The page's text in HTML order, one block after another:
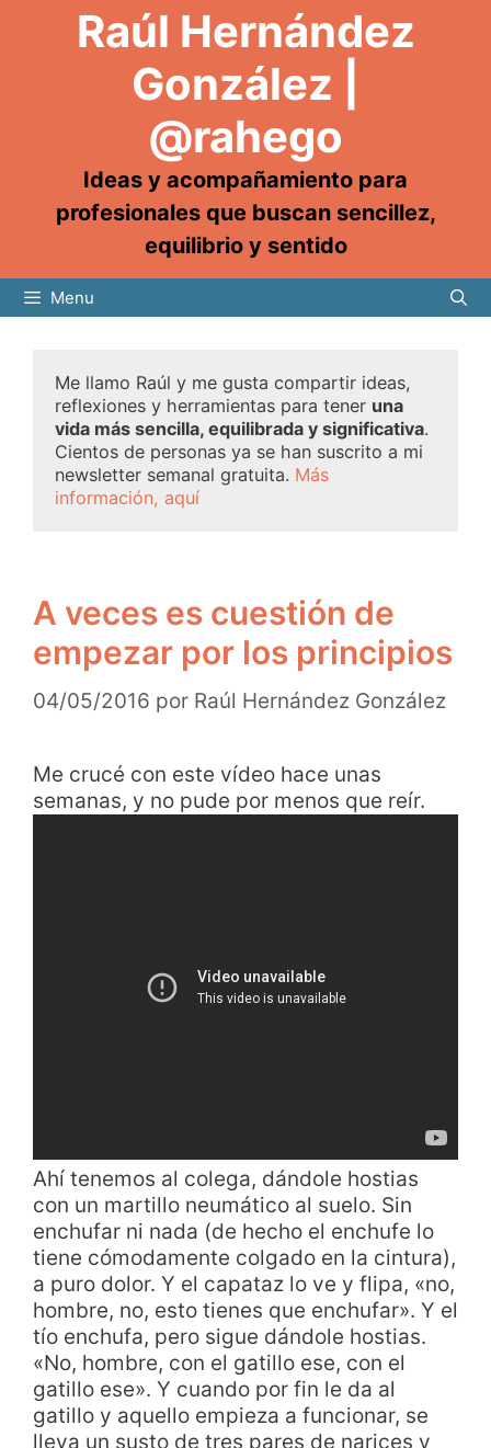
Raúl Hernández
González |
@rahego
Ideas y acompañamiento para
profesionales que buscan sencillez,
equilibrio y sentido
Menu
Me llamo Raúl y me gusta compartir ideas,
reflexiones y herramientas para tener una
vida más sencilla, equilibrada y significativa.
Cientos de personas ya se han suscrito a mi
newsletter semanal gratuita. Más
información, aquí
A veces es cuestión de
empezar por los principios
04/05/2016 por Raúl Hernández González
Me crucé con este vídeo hace unas
semanas, y no pude por menos que reír.
Ahí tenemos al colega, dándole hostias
con un martillo neumático al suelo. Sin
enchufar ni nada (de hecho el enchufe lo
tiene cómodamente colgado en la cintura),
a puro dolor. Y el capataz lo ve y flipa, «no,
hombre, no, esto tienes que enchufar». Y el
tío enchufa, pero sigue dándole hostias.
«No, hombre, con el gatillo ese, con el
gatillo ese». Y cuando por fin le da al
gatillo y aquello empieza a funcionar, se
lleva un susto de tres pares de narices y